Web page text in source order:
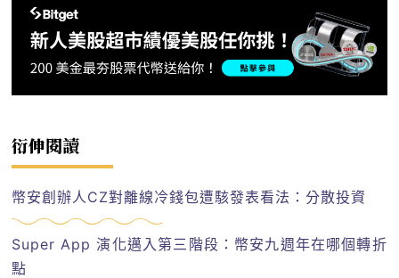
衍伸閱讀
幣安創辦人CZ對離線冷錢包遭駭發表看法：分散投資
Super App 演化邁入第三階段：幣安九週年在哪個轉折
點